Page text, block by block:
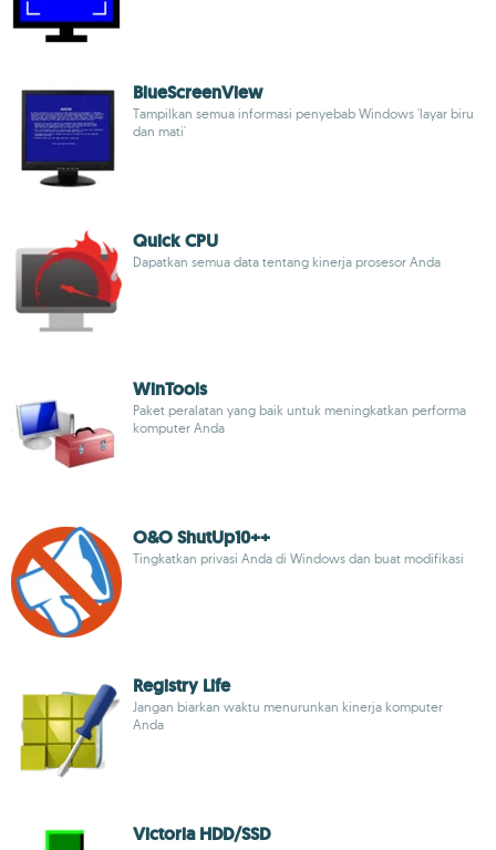
BlueScreenView
Tampilkan semua informasi penyebab Windows 'layar biru
dan mati'
Quick CPU
Dapatkan semua data tentang kinerja prosesor Anda
WinTools
Paket peralatan yang baik untuk meningkatkan performa
komputer Anda
O&O ShutUp10++
Tingkatkan privasi Anda di Windows dan buat modifikasi
Registry Life
Jangan biarkan waktu menurunkan kinerja komputer
Anda
Victoria HDD/SSD